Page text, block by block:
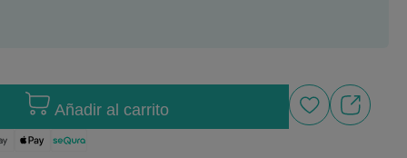
Añadir al carrito